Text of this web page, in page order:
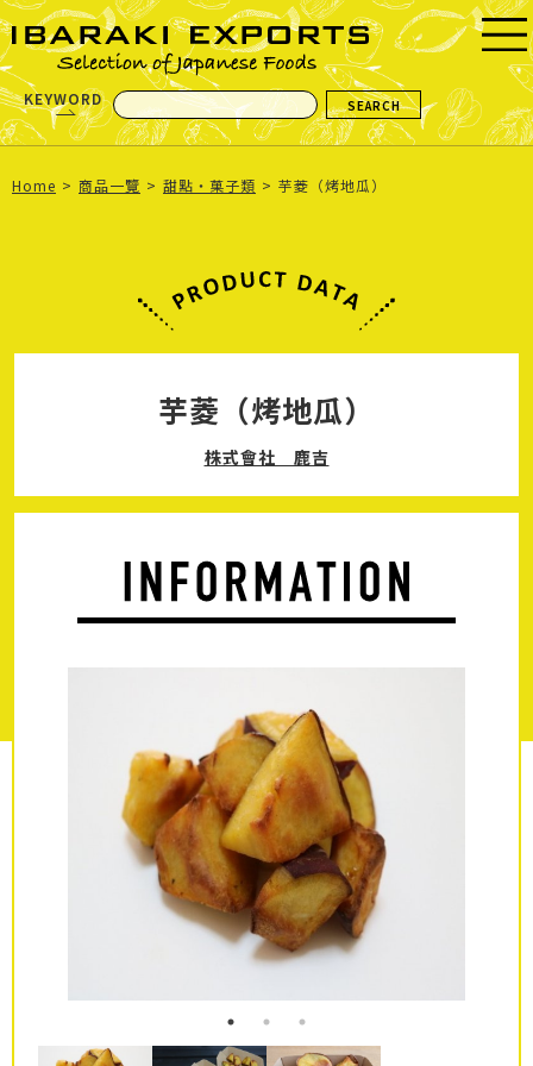
KEYWORD
Home 商品一覽 甜點・菓子類 芋菱（烤地瓜）
芋菱（烤地瓜）
株式會社 鹿吉